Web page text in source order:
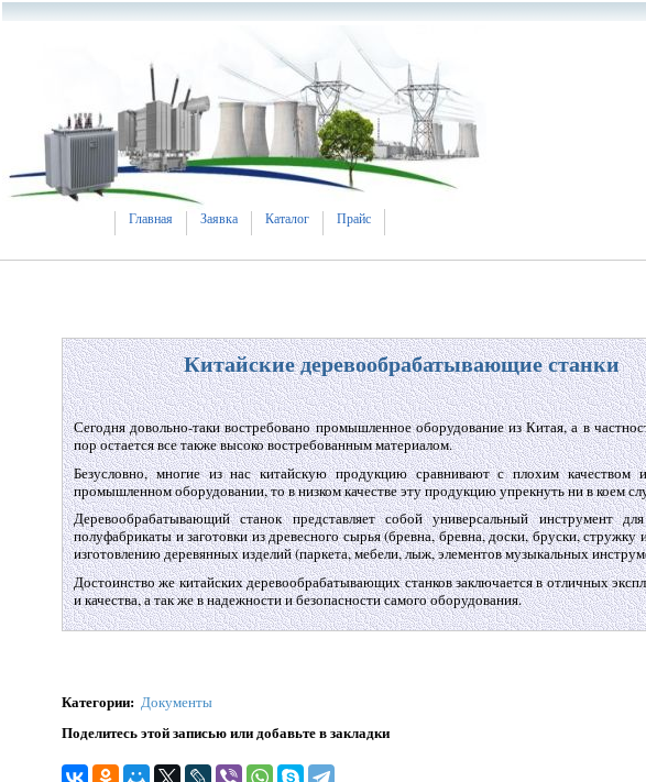
Главная Заявка Каталог Прайс
Китайские деревообрабатывающие станки
Сегодня довольно-таки востребовано промышленное оборудование из Китая, а в
пор остается все также высоко востребованным материалом.
Безусловно, многие из нас китайскую продукцию сравнивают с плохим качеством
промышленном оборудовании, то в низком качестве эту продукцию упрекнуть ни в коем
Деревообрабатывающий станок представляет собой универсальный инструмент
полуфабрикаты и заготовки из древесного сырья (бревна, бревна, доски, бруски,
изготовлению деревянных изделий (паркета, мебели, лыж, элементов музыкальных
Достоинство же китайских деревообрабатывающих станков заключается в отличных
и качества, а так же в надежности и безопасности самого оборудования.
Категории: Документы
Поделитесь этой записью или добавьте в закладки